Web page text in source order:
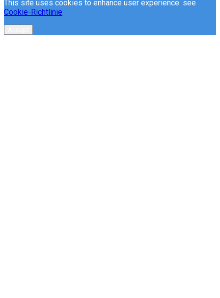
This site uses cookies to enhance user experience. see
Cookie-Richtlinie